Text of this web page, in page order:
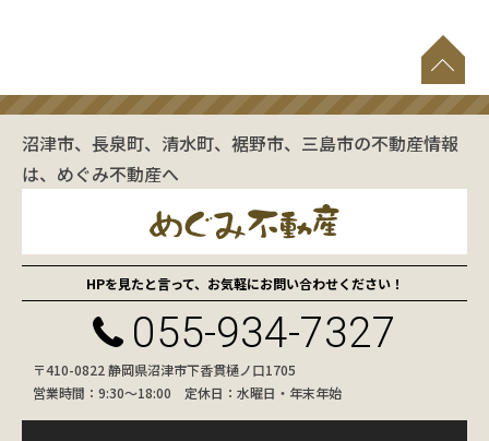
沼津市、長泉町、清水町、裾野市、三島市の不動産情報
は、めぐみ不動産へ
HPを見たと言って、お気軽にお問い合わせください！
055-934-7327
〒410-0822 静岡県沼津市下香貫樋ノ口1705
営業時間：9:30〜18:00 定休日：水曜日・年末年始